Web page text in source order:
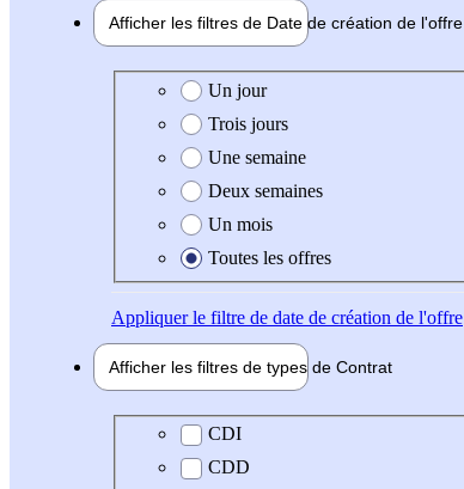
Afficher les filtres de Date de création de l'offre
Date de création de l'offre
Un jour
Trois jours
Une semaine
Deux semaines
Un mois
Toutes les offres
Appliquerle filtre de date de création de l'offre
Afficher les filtres de types de Contrat
Type de contrat
CDI
CDD